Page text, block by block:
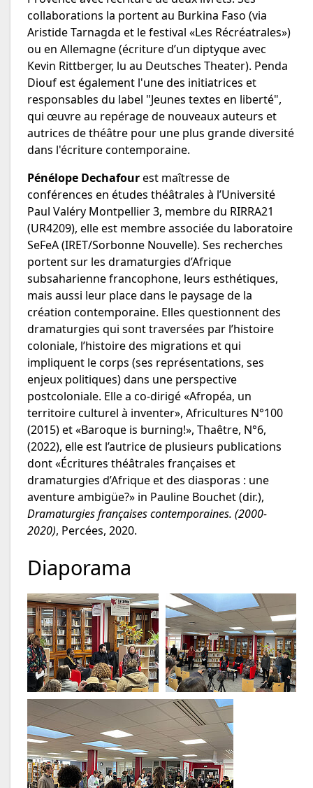
collaborations la portent au Burkina Faso (via
Aristide Tarnagda et le festival «Les Récréatrales»)
ou en Allemagne (écriture d’un diptyque avec
Kevin Rittberger, lu au Deutsches Theater). Penda
Diouf est également l'une des initiatrices et
responsables du label "Jeunes textes en liberté",
qui œuvre au repérage de nouveaux auteurs et
autrices de théâtre pour une plus grande diversité
dans l'écriture contemporaine.
Pénélope Dechafourest maîtresse de
conférences en études théâtrales à l’Université
Paul Valéry Montpellier 3, membre du RIRRA21
(UR4209), elle est membre associée du laboratoire
SeFeA (IRET/Sorbonne Nouvelle). Ses recherches
portent sur les dramaturgies d’Afrique
subsaharienne francophone, leurs esthétiques,
mais aussi leur place dans le paysage de la
création contemporaine. Elles questionnent des
dramaturgies qui sont traversées par l’histoire
coloniale, l’histoire des migrations et qui
impliquent le corps (ses représentations, ses
enjeux politiques) dans une perspective
postcoloniale. Elle a co-dirigé «Afropéa, un
territoire culturel à inventer», Africultures N°100
(2015) et «Baroque is burning!», Thaêtre, N°6,
(2022), elle est l’autrice de plusieurs publications
dont «Écritures théâtrales françaises et
dramaturgies d’Afrique et des diasporas : une
aventure ambigüe?» in Pauline Bouchet (dir.),
Dramaturgies françaises contemporaines. (2000-
2020), Percées, 2020.
Diaporama